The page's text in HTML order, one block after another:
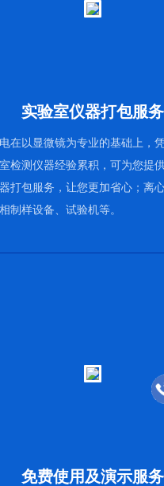
实验室仪器打包服务
在以显微镜为专业的基础上，
检测仪器经验累积，可为您提
打包服务，让您更加省心；离
制样设备、试验机等。
免费使用及演示服务